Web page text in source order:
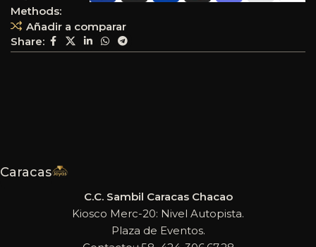
Añadir a comparar
Share:
Methods:
Caracas
C.C. Sambil Caracas Chacao
Kiosco Merc-20: Nivel Autopista.
Plaza de Eventos.